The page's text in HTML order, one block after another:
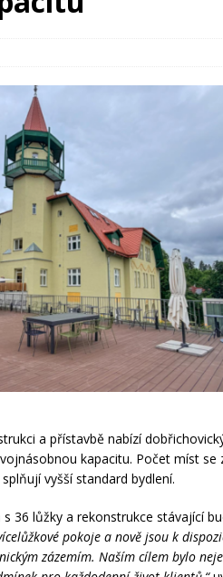
a přístavbě nabízí
kapacitu. Počet míst se
vyšší standard bydlení.
36 lůžky a rekonstrukce stávající
pokoje a nově jsou k
zázemím. Naším cílem bylo